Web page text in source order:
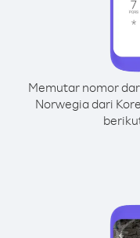
Memutar nomor
Norwegia dari